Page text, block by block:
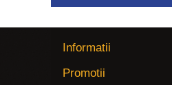
Informatii
Promotii